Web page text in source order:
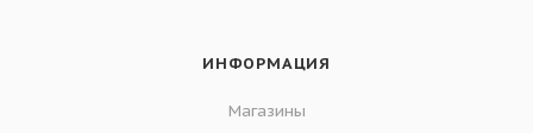
ИНФОРМАЦИЯ
Магазины